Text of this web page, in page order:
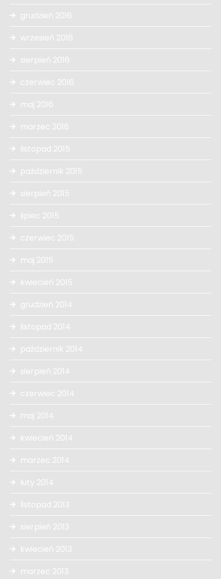
grudzień 2016
wrzesień 2016
sierpień 2016
czerwiec 2016
maj 2016
marzec 2016
listopad 2015
październik 2015
sierpień 2015
lipiec 2015
czerwiec 2015
maj 2015
kwiecień 2015
grudzień 2014
listopad 2014
październik 2014
sierpień 2014
czerwiec 2014
maj 2014
kwiecień 2014
marzec 2014
luty 2014
listopad 2013
sierpień 2013
kwiecień 2013
marzec 2013